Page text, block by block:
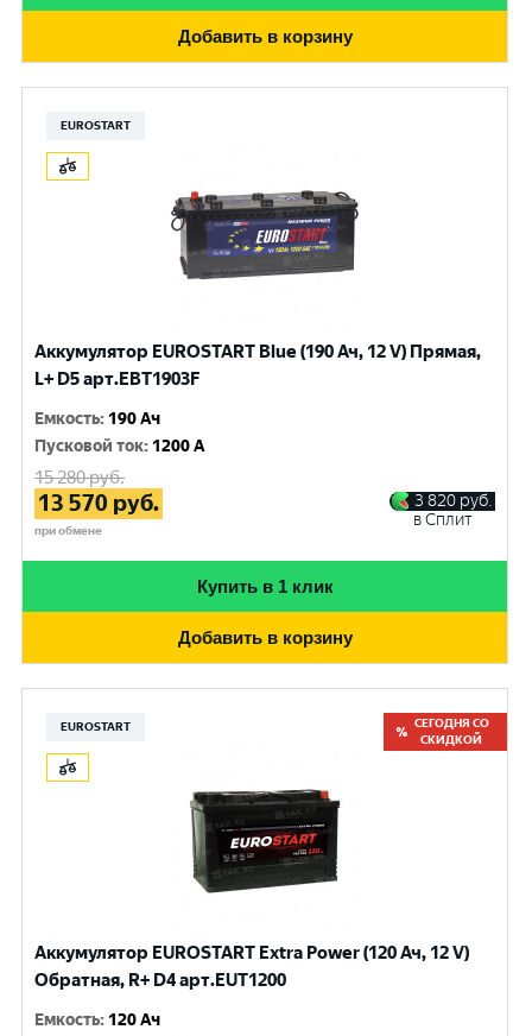
Добавить в корзину
EUROSTART
Аккумулятор EUROSTART Blue (190 Ач, 12 V) Прямая,
L+ D5 арт.EBT1903F
Емкость: 190 Ач
Пусковой ток: 1200 A
15 280руб.
13 570 руб.
при обмене
3 820 руб.
в Сплит
Купить в 1 клик
Добавить в корзину
EUROSTART
СЕГОДНЯ СО
СКИДКОЙ
Аккумулятор EUROSTART Extra Power (120 Ач, 12 V)
Обратная, R+ D4 арт.EUT1200
Емкость: 120 Ач